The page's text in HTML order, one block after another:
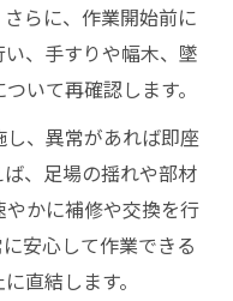
らに、作業開始前に
、手すりや幅木、墜
いて再確認します。
、異常があれば即座
、足場の揺れや部材
かに補修や交換を行
安心して作業できる
直結します。